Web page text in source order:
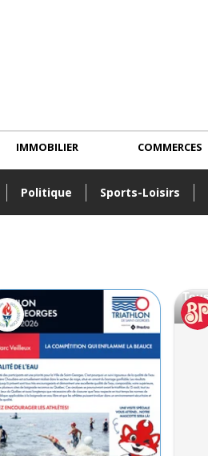
Politique Sports-Loisirs
IMMOBILIER COMMERCES